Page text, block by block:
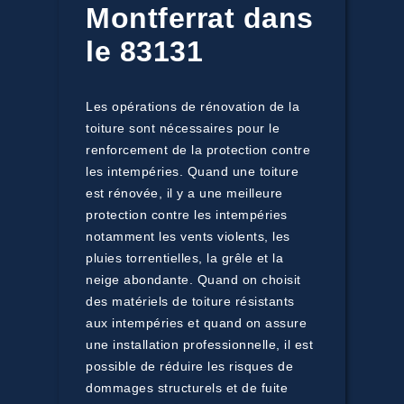
Montferrat dans
le 83131
Les opérations de rénovation de la
toiture sont nécessaires pour le
renforcement de la protection contre
les intempéries. Quand une toiture
est rénovée, il y a une meilleure
protection contre les intempéries
notamment les vents violents, les
pluies torrentielles, la grêle et la
neige abondante. Quand on choisit
des matériels de toiture résistants
aux intempéries et quand on assure
une installation professionnelle, il est
possible de réduire les risques de
dommages structurels et de fuite